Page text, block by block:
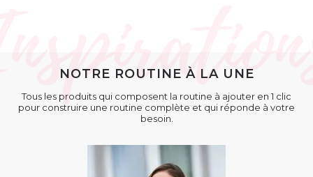
NOTRE ROUTINE À LA UNE
Tous les produits qui composent la routine à ajouter en 1 clic
pour construire une routine complète et qui réponde à votre
besoin.